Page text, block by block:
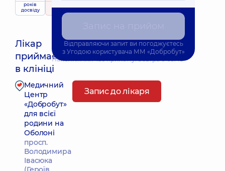
років
досвіду
Лікар
приймає
в клініці
Найближчий час прийому: Завтра о 09:45
Медичний
Центр
«Добробут»
для всієї
родини на
Оболоні
просп.
Володимира
Івасюка
Запис до лікаря
Відправляючи запит ви погоджуєтесь
з Угодою користувача ММ «Добробут»